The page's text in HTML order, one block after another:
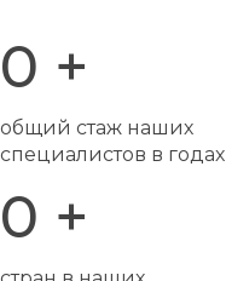
0 +
общий стаж наших
специалистов в годах
0 +